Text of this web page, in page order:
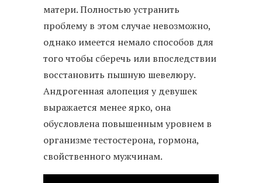
матери. Полностью устранить
проблему в этом случае невозможно,
однако имеется немало способов для
того чтобы сберечь или впоследствии
восстановить пышную шевелюру.
Андрогенная алопеция у девушек
выражается менее ярко, она
обусловлена повышенным уровнем в
организме тестостерона, гормона,
свойственного мужчинам.